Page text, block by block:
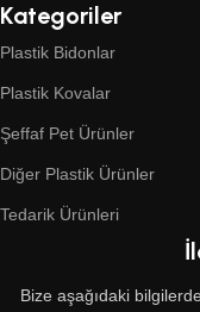
Kategoriler
Plastik Bidonlar
Plastik Kovalar
Şeffaf Pet Ürünler
Diğer Plastik Ürünler
Tedarik Ürünleri
Bize aşağıdaki